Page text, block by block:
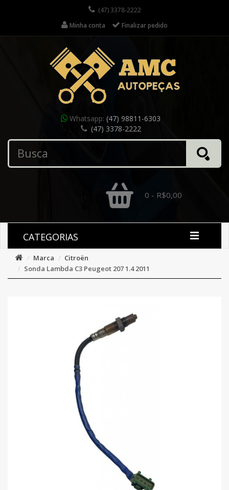
(47) 3378-2222
Minha conta
Finalizar pedido
Whatsapp: (47) 98811-6303
(47) 3378-2222
0 - R$0,00
CATEGORIAS
Marca
Citroën
Sonda Lambda C3 Peugeot 207 1.4 2011